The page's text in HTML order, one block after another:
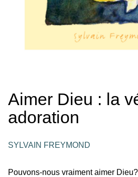
Aimer Dieu : la
adoration
SYLVAIN FREYMOND
Pouvons-nous vraiment aimer